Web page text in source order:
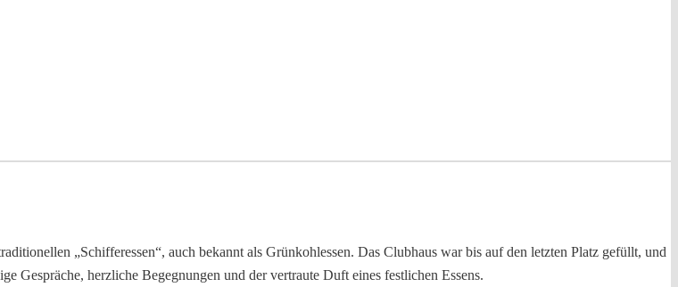
„Schifferessen“, auch bekannt als Grünkohlessen. Das Clubhaus war bis auf den letzten Platz gefüllt, und
Gespräche, herzliche Begegnungen und der vertraute Duft eines festlichen Essens.